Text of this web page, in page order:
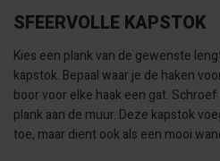
SFEERVOLLE KAPSTOK
Kies een plank van de gewenste
kapstok. Bepaal waar je de haken
boor voor elke haak een gat.
plank aan de muur. Deze kapstok
toe, maar dient ook als een mooi